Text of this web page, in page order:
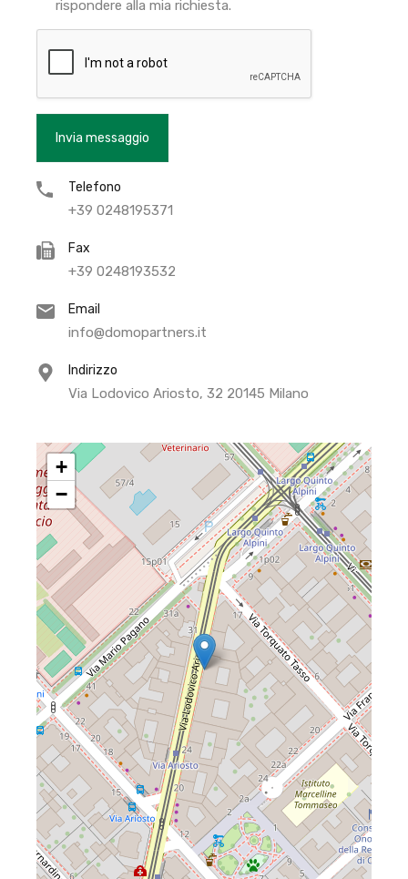
rispondere alla mia richiesta.
Telefono
+39 0248195371
Fax
+39 0248193532
Email
info@domopartners.it
Indirizzo
Via Lodovico Ariosto, 32 20145 Milano
+
−